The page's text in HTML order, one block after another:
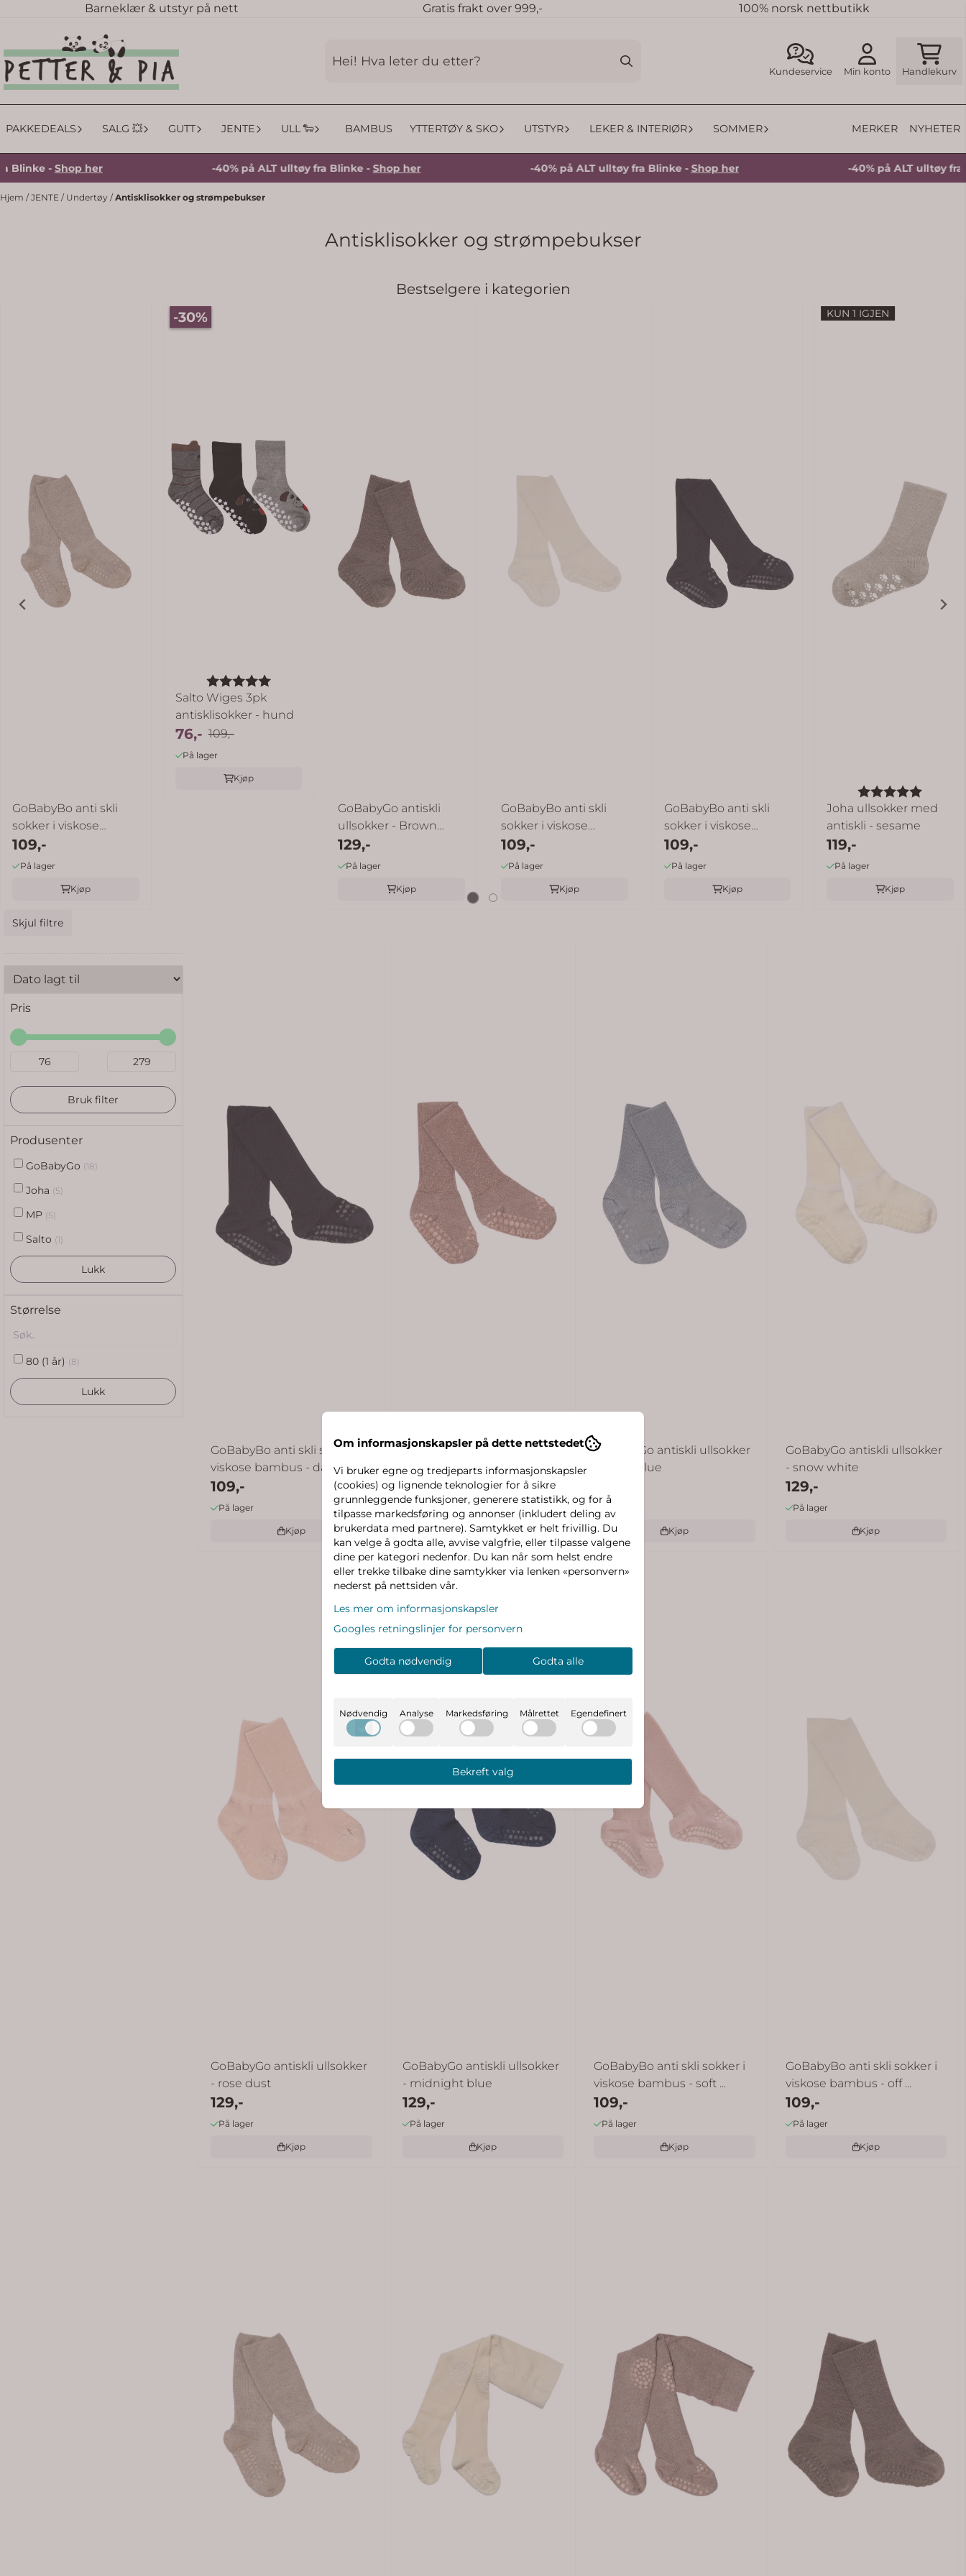
Hopp til innholdBarneklær & utstyr på nett Gratis frakt over 999,- 100% norsk nettbutikk
Kundeservice Min konto Handlekurv
PAKKEDEALS SALG 💥 GUTT JENTE ULL 🐑 BAMBUS YTTERTØY & SKO UTSTYR LEKER & INTERIØR SOMMER MERKER NYHETER
-Shop her -40% på ALT ulltøy fra Blinke -Shop her -40% på ALT ulltøy fra Blinke -Shop her -40% på ALT ulltøy fra Blinke
Hjem /JENTE / Undertøy /Antisklisokker og strømpebukser
Antisklisokker og strømpebukser
Bestselgere i kategorien
GoBabyBo anti skli
sokker i viskose
bambus - sand
109,-
På lager
Kjøp
-30%
Karakter:
5.0 av 5 mulige
Salto Wiges 3pk
antisklisokker - hund
76,- 109,-
På lager
Kjøp
GoBabyGo antiskli
ullsokker - Brown
melange
129,-
På lager
Kjøp
GoBabyBo anti skli
sokker i viskose
bambus - off ...
109,-
På lager
Kjøp
GoBabyBo anti skli
sokker i viskose
bambus - dark ...
109,-
På lager
Kjøp
KUN 1 IGJEN
Karakter:
Joha ullsokker med
antiskli - sesame
119,-
På lager
Kjøp
Skjul filtre
Pris
Bruk filter
Produsenter
GoBabyGo (18)
Joha (5)
MP (5)
Salto (1)
Lukk
Størrelse
80 (1 år) (8)
Lukk
GoBabyBo anti skli sokker i
viskose bambus - dark ...
109,-
På lager
Kjøp
GoBabyBo anti skli sokker
med glitter - woodrose
109,-
På lager
Kjøp
GoBabyGo antiskli ullsokker
- stone blue
Kjøp
GoBabyGo antiskli ullsokker
- snow white
129,-
På lager
Kjøp
GoBabyGo antiskli ullsokker
- rose dust
129,-
På lager
Kjøp
GoBabyGo antiskli ullsokker
- midnight blue
129,-
På lager
Kjøp
GoBabyBo anti skli sokker i
viskose bambus - soft ...
109,-
På lager
Kjøp
GoBabyBo anti skli sokker i
viskose bambus - off ...
109,-
På lager
Kjøp
Om informasjonskapsler på dette nettstedet
Vi bruker egne og tredjeparts informasjonskapsler
(cookies) og lignende teknologier for å sikre
grunnleggende funksjoner, generere statistikk, og for å
tilpasse markedsføring og annonser (inkludert deling av
brukerdata med partnere). Samtykket er helt frivillig. Du
kan velge å godta alle, avvise valgfrie, eller tilpasse valgene
dine per kategori nedenfor. Du kan når som helst endre
eller trekke tilbake dine samtykker via lenken «personvern»
nederst på nettsiden vår.
Les mer om informasjonskapsler
Googles retningslinjer for personvern
Godta nødvendig Godta alle
Nødvendig Analyse Markedsføring Målrettet Egendefinert
Bekreft valg